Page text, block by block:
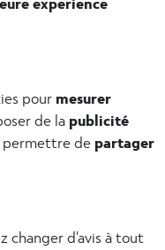
pour
permettre departager